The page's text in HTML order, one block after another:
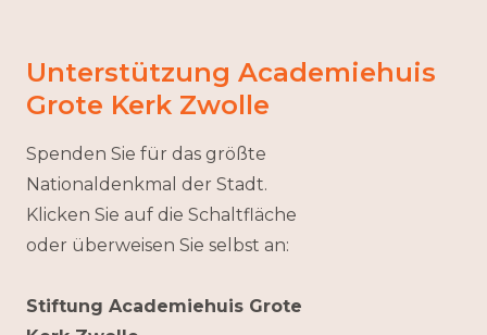
Unterstützung Academiehuis
Grote Kerk Zwolle
Spenden Sie für das größte
Nationaldenkmal der Stadt.
Klicken Sie auf die Schaltfläche
oder überweisen Sie selbst an:
Stiftung Academiehuis Grote